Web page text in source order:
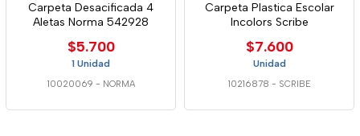
Carpeta Desacificada 4
Aletas Norma 542928
$5.700
1 Unidad
10020069 - NORMA
Carpeta Plastica Escolar
Incolors Scribe
$7.600
Unidad
10216878 - SCRIBE